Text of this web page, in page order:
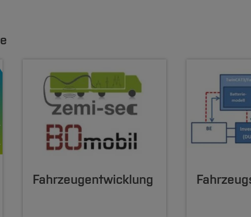
Fahrzeugentwicklung